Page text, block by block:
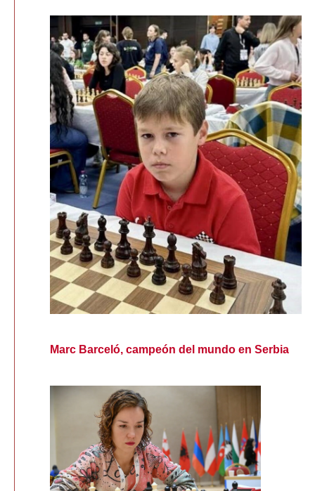
Marc Barceló, campeón del mundo en Serbia